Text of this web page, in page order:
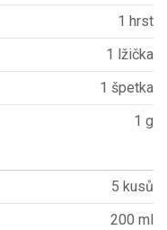
1 hrst
1 lžička
1 špetka
1 g
5 kusů
200 ml